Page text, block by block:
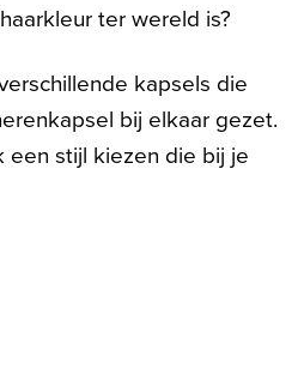
ter wereld is?
kapsels die
bij elkaar gezet.
een stijl kiezen die bij je